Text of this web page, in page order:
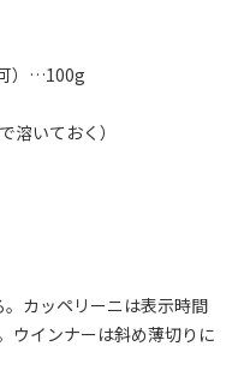
）…100g
いておく）
カッペリーニは表示時間
ウインナーは斜め薄切りに